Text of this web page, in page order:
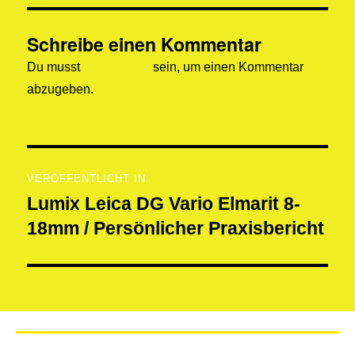
Schreibe einen Kommentar
Du musst
sein, um einen Kommentar
abzugeben.
VERÖFFENTLICHT IN
Lumix Leica DG Vario Elmarit 8-
18mm / Persönlicher Praxisbericht